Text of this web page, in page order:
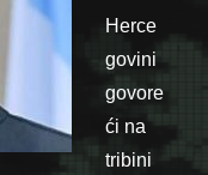
Herce
govini
govore
ći na
tribini